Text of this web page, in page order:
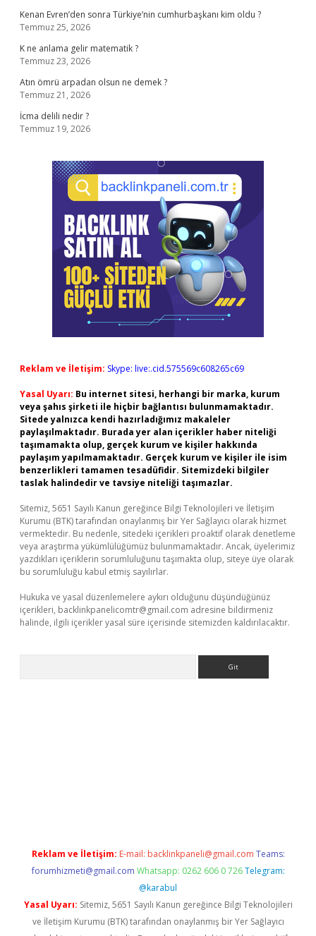
Kenan Evren’den sonra Türkiye’nin cumhurbaşkanı kim oldu ?
Temmuz 25, 2026
K ne anlama gelir matematik ?
Temmuz 23, 2026
Atın ömrü arpadan olsun ne demek ?
Temmuz 21, 2026
İcma delili nedir ?
Temmuz 19, 2026
Reklam ve İletişim: Skype: live:.cid.575569c608265c69
Yasal Uyarı: Bu internet sitesi, herhangi bir marka, kurum
veya şahıs şirketi ile hiçbir bağlantısı bulunmamaktadır.
Sitede yalnızca kendi hazırladığımız makaleler
paylaşılmaktadır. Burada yer alan içerikler haber niteliği
taşımamakta olup, gerçek kurum ve kişiler hakkında
paylaşım yapılmamaktadır. Gerçek kurum ve kişiler ile isim
benzerlikleri tamamen tesadüfidir. Sitemizdeki bilgiler
taslak halindedir ve tavsiye niteliği taşımazlar.
Sitemiz, 5651 Sayılı Kanun gereğince Bilgi Teknolojileri ve İletişim
Kurumu (BTK) tarafından onaylanmış bir Yer Sağlayıcı olarak hizmet
vermektedir. Bu nedenle, sitedeki içerikleri proaktif olarak denetleme
veya araştırma yükümlülüğümüz bulunmamaktadır. Ancak, üyelerimiz
yazdıkları içeriklerin sorumluluğunu taşımakta olup, siteye üye olarak
bu sorumluluğu kabul etmiş sayılırlar.
Hukuka ve yasal düzenlemelere aykırı olduğunu düşündüğünüz
içerikleri, backlinkpanelicomtr@gmail.com adresine bildirmeniz
halinde, ilgili içerikler yasal süre içerisinde sitemizden kaldırılacaktır.
Reklam ve İletişim: E-mail: backlinkpaneli@gmail.com Teams:
forumhizmeti@gmail.com Whatsapp: 0262 606 0 726 Telegram:
@karabul
Yasal Uyarı: Sitemiz, 5651 Sayılı Kanun gereğince Bilgi Teknolojileri
ve İletişim Kurumu (BTK) tarafından onaylanmış bir Yer Sağlayıcı